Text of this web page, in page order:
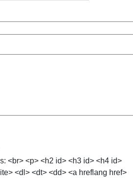
<br> <p> <h2 id> <h3 id> <h4 id>
<dl> <dt> <dd> <a hreflang href>